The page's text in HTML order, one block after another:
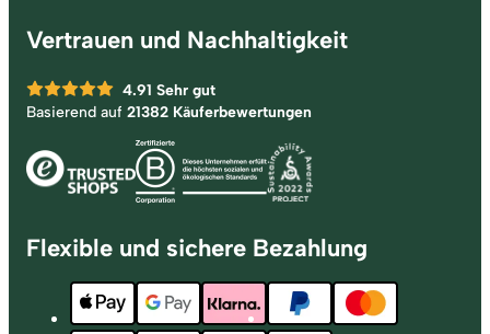
Vertrauen und Nachhaltigkeit
4.91 Sehr gut
Basierend auf 21382 Käuferbewertungen
Flexible und sichere Bezahlung